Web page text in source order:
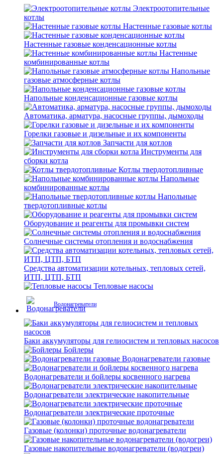
Электроотопительные
котлы
Настенные газовые котлы
Настенные газовые конденсационные котлы
Настенные
комбинированные котлы
Напольные
газовые атмосферные котлы
Напольные конденсационные газовые котлы
Автоматика, арматура, насосные группы, дымоходы
Горелки газовые и дизельные и их компоненты
Запчасти для котлов
Инструменты для
сборки котла
Котлы твердотопливные
Напольные
комбинированные котлы
Напольные
твердотопливные котлы
Оборудование и реагенты для промывки систем
Солнечные системы отопления и водоснабжения
Средства автоматизации котельных, тепловых сетей,
ИТП, ЦТП, БТП
Тепловые насосы
Водонагреватели
Баки аккумуляторы для гелиосистем и тепловых насосов
Бойлеры
Водонагреватели газовые
Водонагреватели и бойлеры косвенного нагрева
Водонагреватели электрические накопительные
Водонагреватели электрические проточные
Газовые (колонки) проточные водонагреватели
Газовые накопительные водонагреватели (водогреи)